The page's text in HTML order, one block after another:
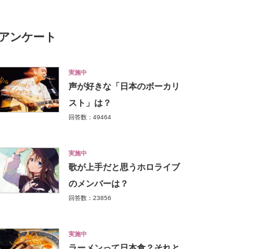
アンケート
実施中
声が好きな「日本のボーカリ
スト」は？
回答数：49464
実施中
歌が上手だと思うホロライブ
のメンバーは？
回答数：23856
実施中